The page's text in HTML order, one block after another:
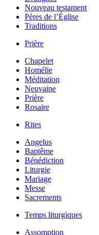
Nouveau testament
Pères de l’Église
Traditions
Prière
Chapelet
Homélie
Méditation
Neuvaine
Prière
Rosaire
Rites
Angelus
Baptême
Bénédiction
Liturgie
Mariage
Messe
Sacrements
Temps liturgiques
Assomption